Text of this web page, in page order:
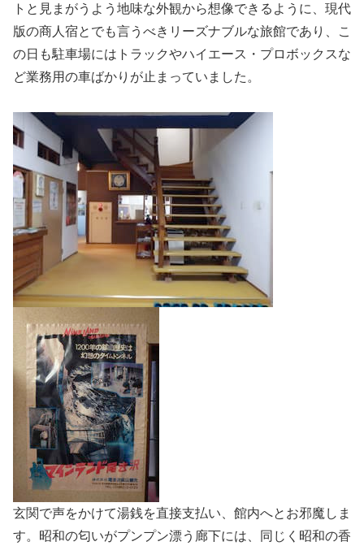
トと見まがうよう地味な外観から想像できるように、現代
版の商人宿とでも言うべきリーズナブルな旅館であり、こ
の日も駐車場にはトラックやハイエース・プロボックスな
ど業務用の車ばかりが止まっていました。
玄関で声をかけて湯銭を直接支払い、館内へとお邪魔しま
す。昭和の匂いがプンプン漂う廊下には、同じく昭和の香